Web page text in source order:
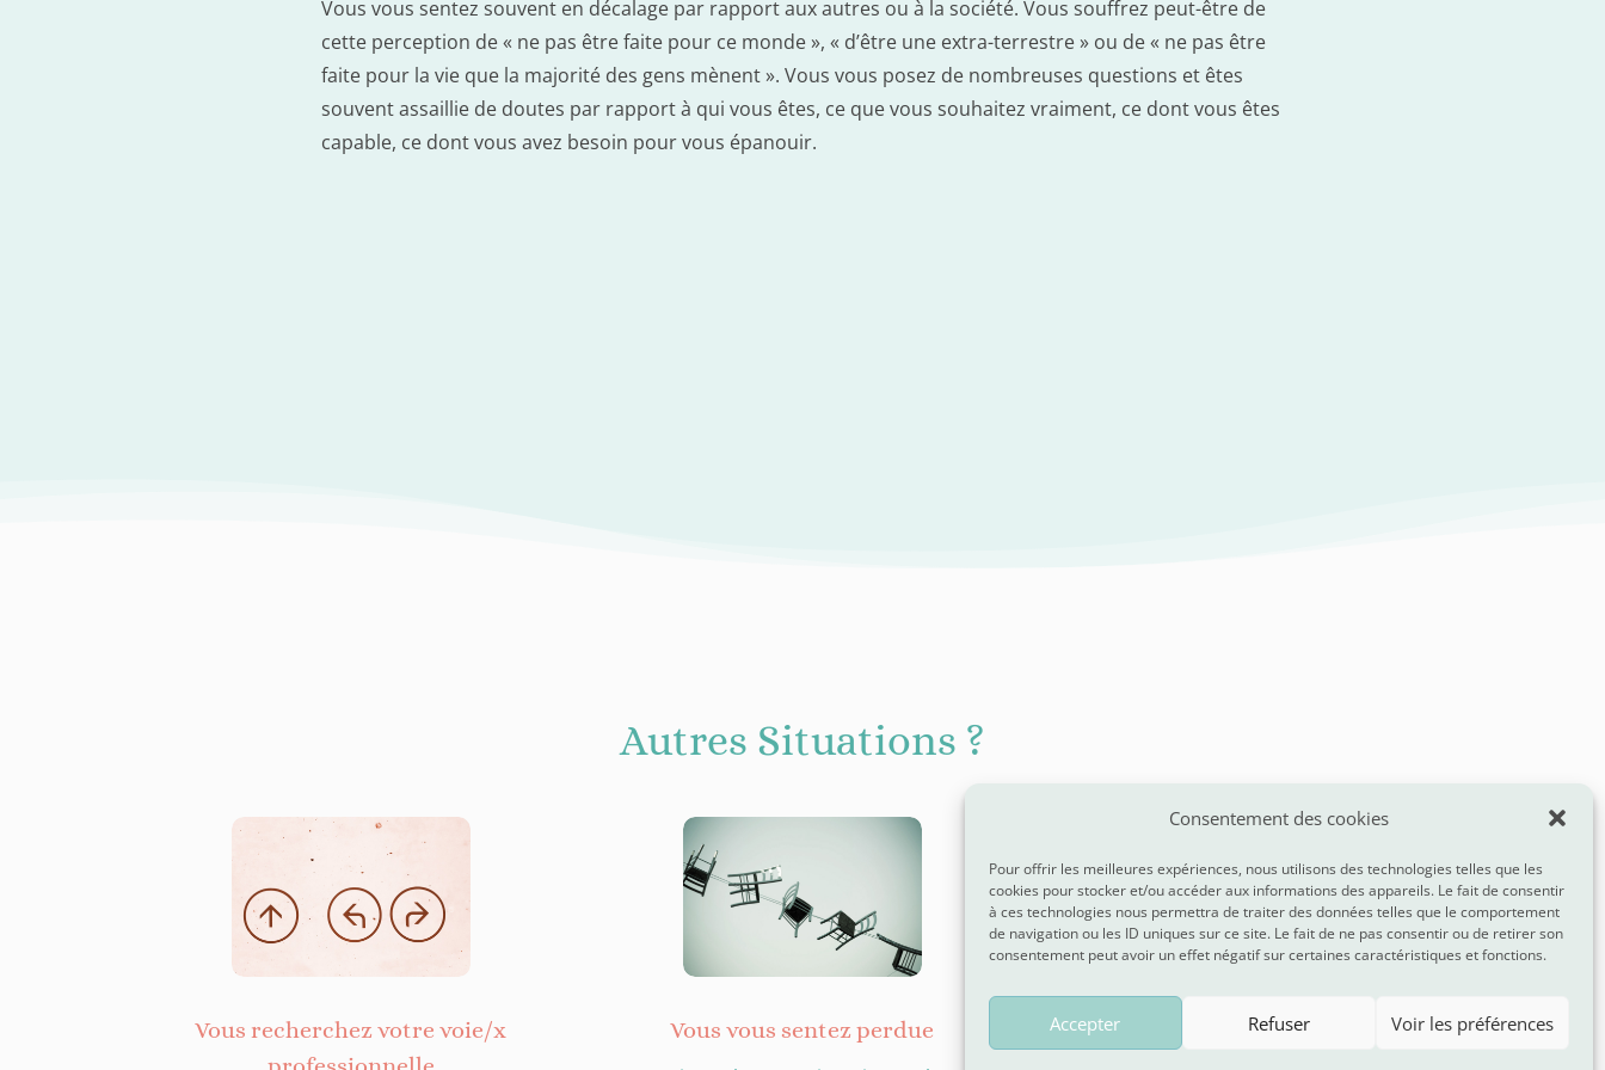
Consentement des cookies
Pour offrir les meilleures expériences, nous utilisons des technologies telles que les
cookies pour stocker et/ou accéder aux informations des appareils. Le fait de consentir
à ces technologies nous permettra de traiter des données telles que le comportement
de navigation ou les ID uniques sur ce site. Le fait de ne pas consentir ou de retirer son
consentement peut avoir un effet négatif sur certaines caractéristiques et fonctions.
Accepter Refuser Voir les préférences
Vous vous sentez souvent en décalage par rapport aux autres ou à la société. Vous souffrez peut-être de
cette perception de « ne pas être faite pour ce monde », « d’être une extra-terrestre » ou de « ne pas être
faite pour la vie que la majorité des gens mènent ». Vous vous posez de nombreuses questions et êtes
souvent assaillie de doutes par rapport à qui vous êtes, ce que vous souhaitez vraiment, ce dont vous êtes
capable, ce dont vous avez besoin pour vous épanouir.
Autres Situations ?
Vous recherchez votre voie/x
Vous vous sentez perdue Vous avez fait un burn out